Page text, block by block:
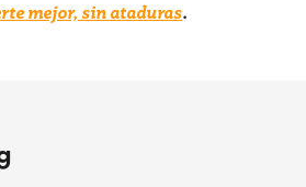
mejor, sin ataduras.